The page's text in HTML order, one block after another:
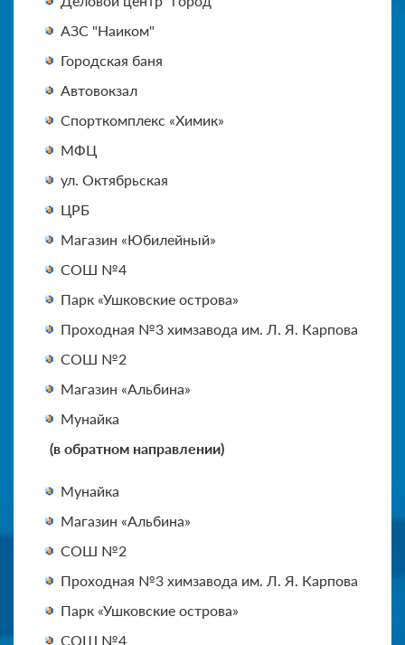
АЗС "Наиком"
Городская баня
Автовокзал
Спорткомплекс «Химик»
МФЦ
ул. Октябрьская
ЦРБ
Магазин «Юбилейный»
СОШ №4
Парк «Ушковские острова»
Проходная №3 химзавода им. Л. Я. Карпова
СОШ №2
Магазин «Альбина»
Мунайка
(в обратном направлении)
Мунайка
Магазин «Альбина»
СОШ №2
Проходная №3 химзавода им. Л. Я. Карпова
Парк «Ушковские острова»
СОШ №4